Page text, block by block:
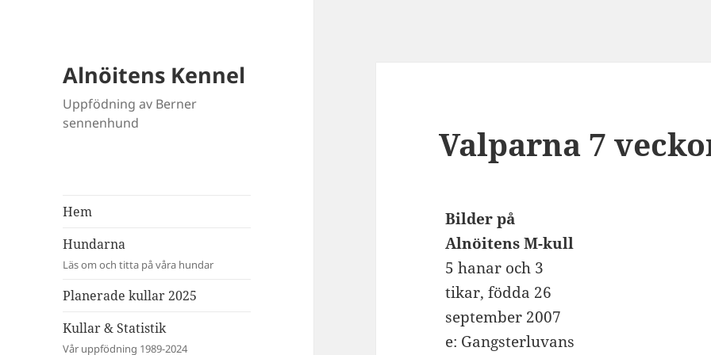
Alnöitens Kennel
Uppfödning av Berner
sennenhund
Hem
Hundarna
Läs om och titta på våra hundar
Planerade kullar 2025
Kullar & Statistik
Vår uppfödning 1989-2024
Valparna 7
Bilder på
Alnöitens M-kull
5 hanar och 3
tikar, födda 26
september 2007
e: Gangsterluvans